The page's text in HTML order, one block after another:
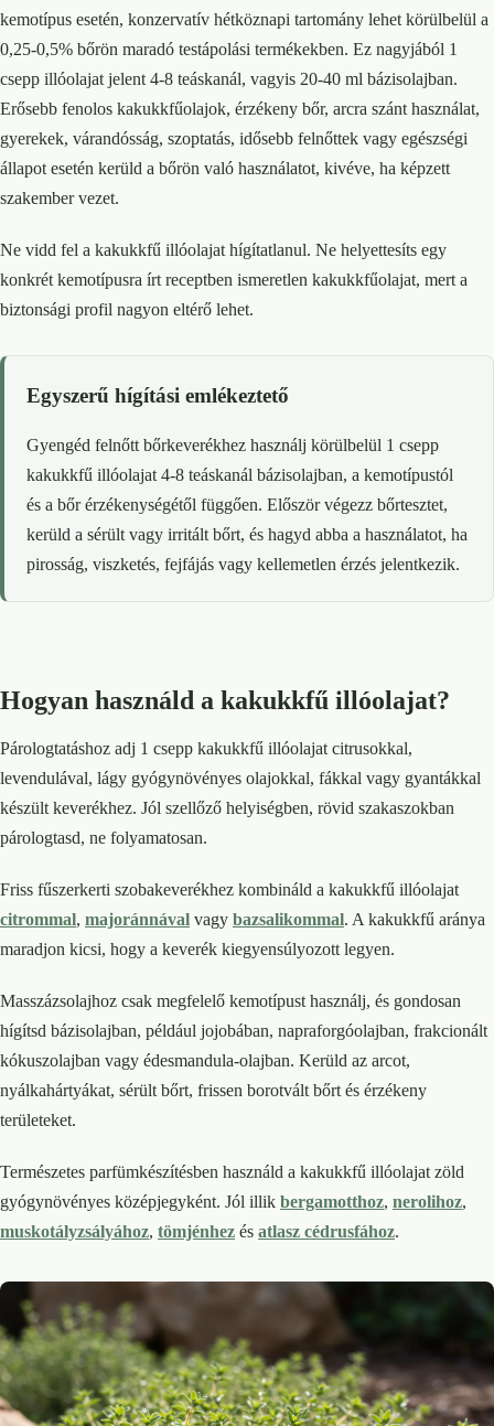
kemotípus esetén, konzervatív hétköznapi tartomány lehet körülbelül a
0,25-0,5% bőrön maradó testápolási termékekben. Ez nagyjából 1
csepp illóolajat jelent 4-8 teáskanál, vagyis 20-40 ml bázisolajban.
Erősebb fenolos kakukkfűolajok, érzékeny bőr, arcra szánt használat,
gyerekek, várandósság, szoptatás, idősebb felnőttek vagy egészségi
állapot esetén kerüld a bőrön való használatot, kivéve, ha képzett
szakember vezet.
Ne vidd fel a kakukkfű illóolajat hígítatlanul. Ne helyettesíts egy
konkrét kemotípusra írt receptben ismeretlen kakukkfűolajat, mert a
biztonsági profil nagyon eltérő lehet.
Egyszerű hígítási emlékeztető
Gyengéd felnőtt bőrkeverékhez használj körülbelül 1 csepp
kakukkfű illóolajat 4-8 teáskanál bázisolajban, a kemotípustól
és a bőr érzékenységétől függően. Először végezz bőrtesztet,
kerüld a sérült vagy irritált bőrt, és hagyd abba a használatot, ha
pirosság, viszketés, fejfájás vagy kellemetlen érzés jelentkezik.
Hogyan használd a kakukkfű illóolajat?
Párologtatáshoz adj 1 csepp kakukkfű illóolajat citrusokkal,
levendulával, lágy gyógynövényes olajokkal, fákkal vagy gyantákkal
készült keverékhez. Jól szellőző helyiségben, rövid szakaszokban
párologtasd, ne folyamatosan.
Friss fűszerkerti szobakeverékhez kombináld a kakukkfű illóolajat
citrommal, majoránnával vagy bazsalikommal. A kakukkfű aránya
maradjon kicsi, hogy a keverék kiegyensúlyozott legyen.
Masszázsolajhoz csak megfelelő kemotípust használj, és gondosan
hígítsd bázisolajban, például jojobában, napraforgóolajban, frakcionált
kókuszolajban vagy édesmandula-olajban. Kerüld az arcot,
nyálkahártyákat, sérült bőrt, frissen borotvált bőrt és érzékeny
területeket.
Természetes parfümkészítésben használd a kakukkfű illóolajat zöld
gyógynövényes középjegyként. Jól illik bergamotthoz, nerolihoz,
muskotályzsályához, tömjénhez és atlasz cédrusfához.